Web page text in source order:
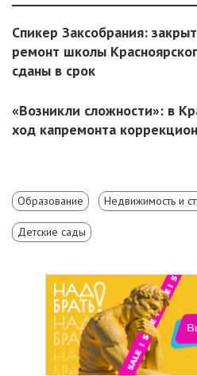
Спикер Заксобрания:
ремонт школы
сданы в срок
«Возникли сложности»: в
ход капремонта
Образование Недвижимость и
Детские сады